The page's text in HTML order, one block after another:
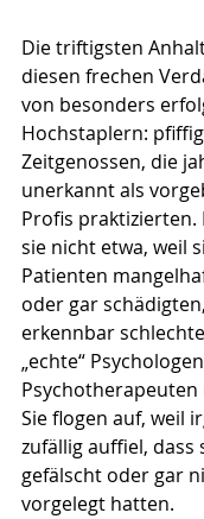
Die triftigsten
diesen frechen
von besonders
Hochstaplern:
Zeitgenossen, die
unerkannt als
Profis
sie nicht etwa, weil
Patienten
oder gar
erkennbar
„echte“
Psychotherapeuten
Sie flogen auf, weil
zufällig auffiel, dass
gefälscht oder gar
vorgelegt hatten.